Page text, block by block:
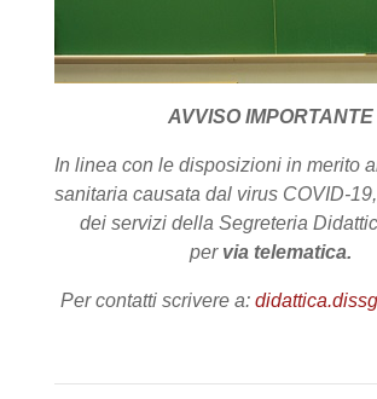
AVVISO IMPORTANTE
In linea con le disposizioni in merito
sanitaria causata dal virus COVID-
dei servizi della Segreteria
per via telematica.
Per contatti scrivere a: